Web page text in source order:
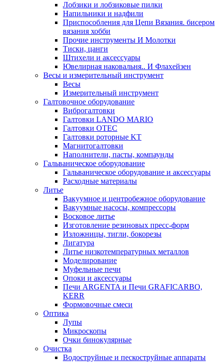
Лобзики и лобзиковые пилки
Напильники и надфили
Приспособления для Цепи Вязания. бисером
вязания хобби
Прочие инструменты И Молотки
Тиски, цанги
Штихели и аксессуары
Ювелирная наковальня.. И Флахейзен
Весы и измерительный инструмент
Весы
Измерительный инструмент
Галтовочное оборудование
Виброгалтовки
Галтовки LANDO MARIO
Галтовки OTEC
Галтовки роторные KT
Магнитогалтовки
Наполнители, пасты, компаунды
Гальваническое оборудование
Гальваническое оборудование и аксессуары
Расходные материалы
Литье
Вакуумное и центробежное оборудование
Вакуумные насосы, компрессоры
Восковое литье
Изготовление резиновых пресс-форм
Изложницы, тигли, бокорезы
Лигатура
Литье низкотемпературных металлов
Моделирование
Муфельные печи
Опоки и аксессуары
Печи ARGENTA и Печи GRAFICARBO,
KERR
Формовочные смеси
Оптика
Лупы
Микроскопы
Очки бинокулярные
Очистка
Водоструйные и пескоструйные аппараты